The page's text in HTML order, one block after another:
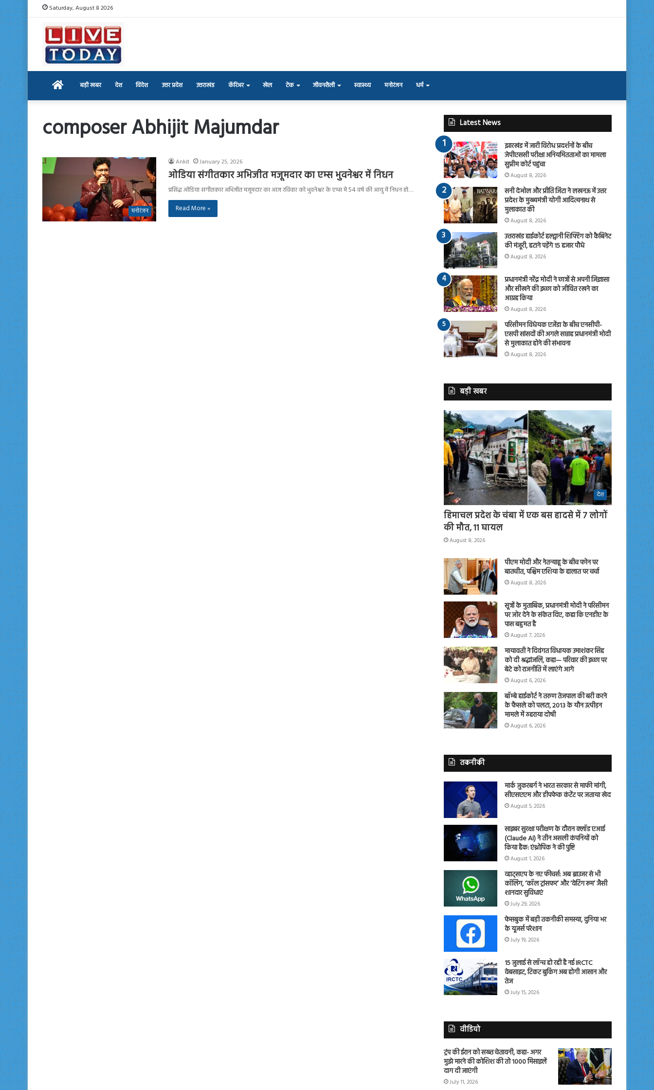
Saturday, August 8 2026
Home बड़ी खबर देश विदेश उत्तर प्रदेश उत्तराखंड कॅरिअर खेल टेक जीवनशैली स्वास्थ्य मनोरंजन धर्म
composer Abhijit Majumdar
मनोरंजन
Ankit January 25, 2026
ओडिया संगीतकार अभिजीत मजूमदार का एम्स भुवनेश्वर में निधन
प्रसिद्ध ओडिया संगीतकार अभिजीत मजूमदार का आज रविवार को भुवनेश्वर के एम्स में 54 वर्ष की आयु में निधन हो…
Read More »
Latest News
झारखंड में जारी विरोध प्रदर्शनों के बीच
जेपीएससी परीक्षा अनियमितताओं का मामला
सुप्रीम कोर्ट पहुंचा
August 8, 2026
सनी देओल और प्रीति जिंटा ने लखनऊ में उत्तर
प्रदेश के मुख्यमंत्री योगी आदित्यनाथ से
मुलाकात की
August 8, 2026
उत्तराखंड हाईकोर्ट हल्द्वानी शिफ्टिंग को कैबिनेट
की मंजूरी, हटाने पड़ेंगे 15 हजार पौधे
August 8, 2026
प्रधानमंत्री नरेंद्र मोदी ने छात्रों से अपनी जिज्ञासा
और सीखने की इच्छा को जीवित रखने का
आग्रह किया
August 8, 2026
परिसीमन विधेयक एजेंडा के बीच एनसीपी-
एसपी सांसदों की अगले सप्ताह प्रधानमंत्री मोदी
से मुलाकात होने की संभावना
August 8, 2026
बड़ी खबर
देश
हिमाचल प्रदेश के चंबा में एक बस हादसे में 7 लोगों
की मौत, 11 घायल
August 8, 2026
पीएम मोदी और नेतन्याहू के बीच फोन पर
बातचीत, पश्चिम एशिया के हालात पर चर्चा
August 8, 2026
सूत्रों के मुताबिक, प्रधानमंत्री मोदी ने परिसीमन
पर जोर देने के संकेत दिए, कहा कि एनडीए के
पास बहुमत है
August 7, 2026
मायावती ने दिवंगत विधायक उमाशंकर सिंह
को दी श्रद्धांजलि, कहा— परिवार की इच्छा पर
बेटे को राजनीति में लाएंगे आगे
August 6, 2026
बॉम्बे हाईकोर्ट ने तरुण तेजपाल की बरी करने
के फैसले को पलटा, 2013 के यौन उत्पीड़न
मामले में ठहराया दोषी
August 6, 2026
तकनीकी
मार्क जुकरबर्ग ने भारत सरकार से माफी मांगी,
सीएसएएम और डीपफेक कंटेंट पर जताया खेद
August 5, 2026
साइबर सुरक्षा परीक्षण के दौरान क्लॉड एआई
(Claude AI) ने तीन असली कंपनियों को
किया हैक: एंथ्रोपिक ने की पुष्टि
August 1, 2026
व्हाट्सएप के नए फीचर्स: अब ब्राउजर से भी
कॉलिंग, ‘कॉल ट्रांसफर’ और ‘वेटिंग रूम’ जैसी
शानदार सुविधाएं
July 29, 2026
फेसबुक में बड़ी तकनीकी समस्या, दुनिया भर
के यूजर्स परेशान
July 19, 2026
15 जुलाई से लॉन्च हो रही है नई IRCTC
वेबसाइट, टिकट बुकिंग अब होगी आसान और
तेज
July 15, 2026
वीडियो
ट्रंप की ईरान को सख्त चेतावनी, कहा- अगर
मुझे मारने की कोशिश की तो 1000 मिसाइलें
दाग दी जाएंगी
July 11, 2026